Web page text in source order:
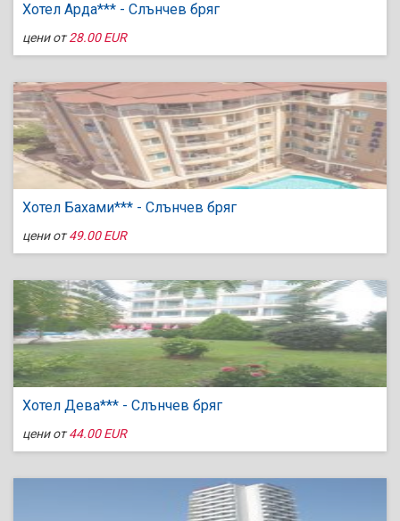
Хотел Арда*** - Слънчев бряг
цени от28.00 EUR
Хотел Бахами*** - Слънчев бряг
цени от49.00 EUR
Хотел Дева*** - Слънчев бряг
цени от44.00 EUR